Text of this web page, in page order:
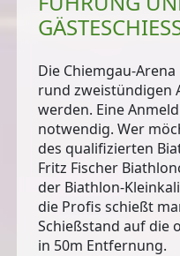
Die Chiemgau-
rund zweistündigen
werden. Eine
notwendig. Wer
des qualifizierten
Fritz Fischer
der Biathlon-
die Profis schießt
Schießstand auf die
in 50m Entfernung.